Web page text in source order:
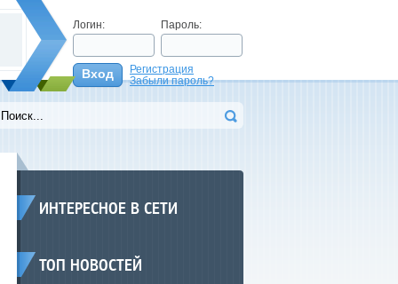
Логин: Пароль:
Вход
Регистрация
Забыли пароль?
ИНТЕРЕСНОЕ В СЕТИ
ТОП НОВОСТЕЙ